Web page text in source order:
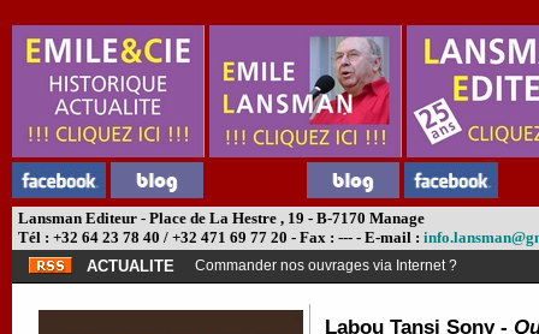
Lansman Editeur - Place de La Hestre , 19 - B-7170 Manage
Tél : +32 64 23 78 40 / +32 471 69 77 20 - Fax : --- - E-mail :
ACTUALITE
Commander nos ouvrages via Internet ?
Labou Tansi Sony -